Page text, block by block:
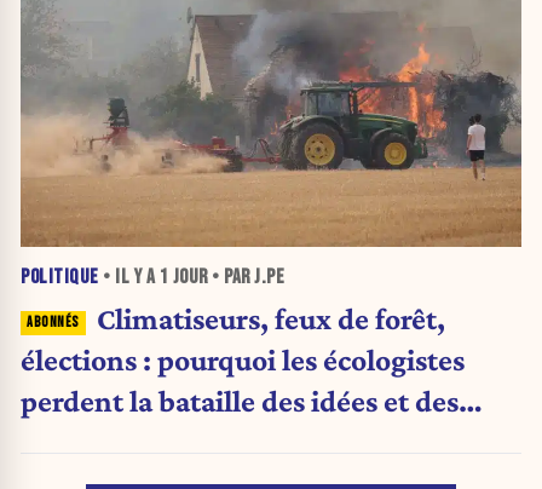
POLITIQUE • IL Y A 1 JOUR• PAR J.PE
Climatiseurs, feux de forêt,
élections : pourquoi les écologistes
perdent la bataille des idées et des